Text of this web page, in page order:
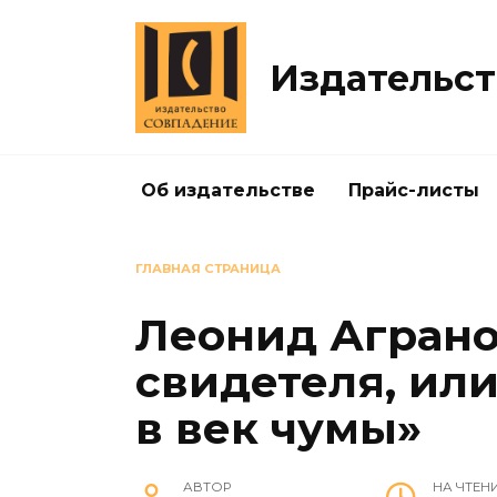
Об издательстве Прайс-листы
ГЛАВНАЯ СТРАНИЦА
Леонид
свидетеля,
в век чумы»
АВТОР НА